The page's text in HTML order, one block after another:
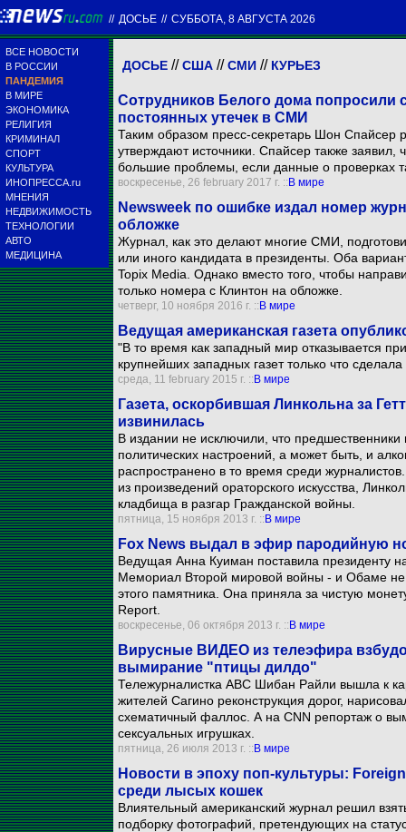
// ДОСЬЕ // СУББОТА, 8 АВГУСТА 2026
ВСЕ НОВОСТИ
В РОССИИ
ПАНДЕМИЯ
В МИРЕ
ЭКОНОМИКА
РЕЛИГИЯ
КРИМИНАЛ
СПОРТ
КУЛЬТУРА
ИНОПРЕССА.ru
МНЕНИЯ
НЕДВИЖИМОСТЬ
ТЕХНОЛОГИИ
АВТО
МЕДИЦИНА
ДОСЬЕ //США //СМИ // КУРЬЕЗ
Сотрудников Белого дома попросили
постоянных утечек в СМИ
Таким образом пресс-секретарь Шон Спайсер
утверждают источники. Спайсер также заявил,
большие проблемы, если данные о проверках
воскресенье, 26 february 2017 г. :: В мире
Newsweek по ошибке издал номер
обложке
Журнал, как это делают многие СМИ,
или иного кандидата в президенты. Оба
Topix Media. Однако вместо того, чтобы
только номера с Клинтон на обложке.
четверг, 10 ноября 2016 г. :: В мире
Ведущая американская газета
"В то время как западный мир отказывается
крупнейших западных газет только что
среда, 11 february 2015 г. :: В мире
Газета, оскорбившая Линкольна за
извинилась
В издании не исключили, что
политических настроений, а может быть, и
распространено в то время среди
из произведений ораторского искусства,
кладбища в разгар Гражданской войны.
пятница, 15 ноября 2013 г. :: В мире
Fox News выдал в эфир пародийную
Ведущая Анна Куиман поставила президенту
Мемориал Второй мировой войны - и Обаме не
этого памятника. Она приняла за чистую
Report.
воскресенье, 06 октября 2013 г. :: В мире
Вирусные ВИДЕО из телеэфира
вымирание "птицы дилдо"
Тележурналистка ABC Шибан Райли вышла к
жителей Сагино реконструкция дорог,
схематичный фаллос. А на CNN репортаж о
сексуальных игрушках.
пятница, 26 июля 2013 г. :: В мире
Новости в эпоху поп-культуры:
среди лысых кошек
Влиятельный американский журнал решил
подборку фотографий, претендующих на